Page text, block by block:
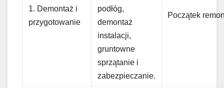
1. Demontaż i
przygotowanie
podłóg,
demontaż
instalacji,
gruntowne
sprzątanie i
zabezpieczanie.
Początek